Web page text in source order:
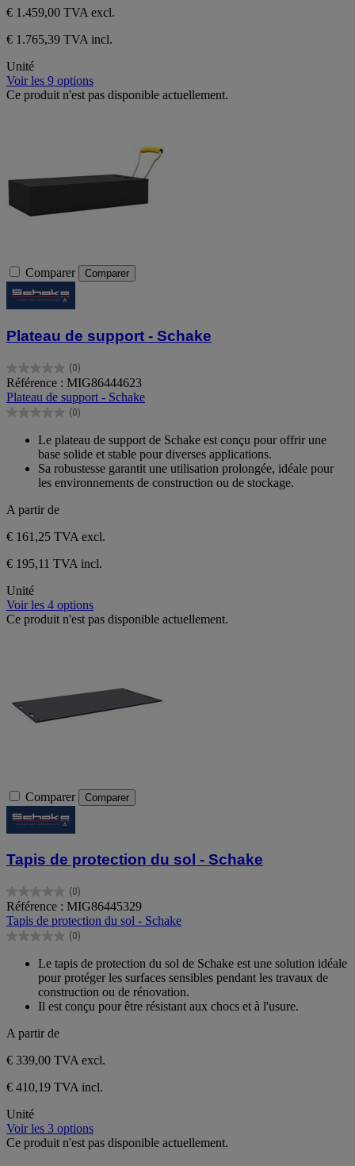
€ 1.459,00 TVA excl.
€ 1.765,39 TVA incl.
Unité
Voir les 9 options
Ce produit n'est pas disponible actuellement.
Comparer Comparer
Plateau de support - Schake
(0)
0.0
sur
5
étoiles.
Référence : MIG86444623
Plateau de support - Schake
(0)
0.0
étoiles.
Le plateau de support de Schake est conçu pour offrir une
base solide et stable pour diverses applications.
Sa robustesse garantit une utilisation prolongée, idéale pour
les environnements de construction ou de stockage.
A partir de
€ 161,25 TVA excl.
€ 195,11 TVA incl.
Unité
Voir les 4 options
Ce produit n'est pas disponible actuellement.
Comparer Comparer
Tapis de protection du sol - Schake
(0)
0.0
sur
5
étoiles.
Référence : MIG86445329
Tapis de protection du sol - Schake
(0)
0.0
étoiles.
Le tapis de protection du sol de Schake est une solution idéale
pour protéger les surfaces sensibles pendant les travaux de
construction ou de rénovation.
Il est conçu pour être résistant aux chocs et à l'usure.
A partir de
€ 339,00 TVA excl.
€ 410,19 TVA incl.
Unité
Voir les 3 options
Ce produit n'est pas disponible actuellement.